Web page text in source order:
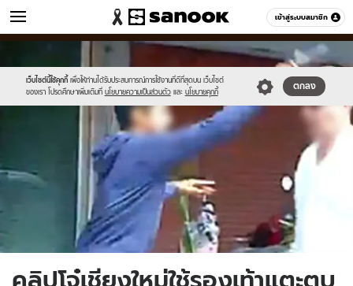
เข้าสู่ระบบสมาชิก
ข่าว หมวดอื่นๆ
เว็บไซต์นี้ใช้คุกกี้ เพื่อให้ท่านได้รับประสบการณ์การใช้งานที่ดีที่สุดบน เว็บไซต์
ของเรา โปรดศึกษาเพิ่มเติมที่ นโยบายความเป็นส่วนตัว และ นโยบายคุกกี้
ตกลง
//s.isanook.com/sr/0/images/logo-
new-
sanook.png
//s.isanook.com/ns/0/ud/252/1264781/22.jpg